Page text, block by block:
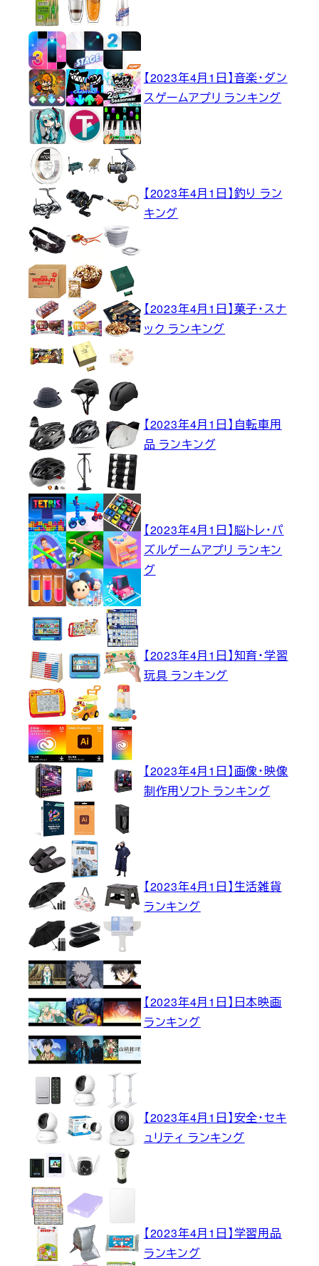
【2023年4月1日】音楽・ダン
スゲームアプリ ランキング
【2023年4月1日】釣り ラン
キング
【2023年4月1日】菓子・スナ
ック ランキング
【2023年4月1日】自転車用
品 ランキング
【2023年4月1日】脳トレ・パ
ズルゲームアプリ ランキン
グ
【2023年4月1日】知育・学習
玩具 ランキング
【2023年4月1日】画像・映像
制作用ソフト ランキング
【2023年4月1日】生活雑貨
ランキング
【2023年4月1日】日本映画
ランキング
【2023年4月1日】安全・セキ
ュリティ ランキング
【2023年4月1日】学習用品
ランキング